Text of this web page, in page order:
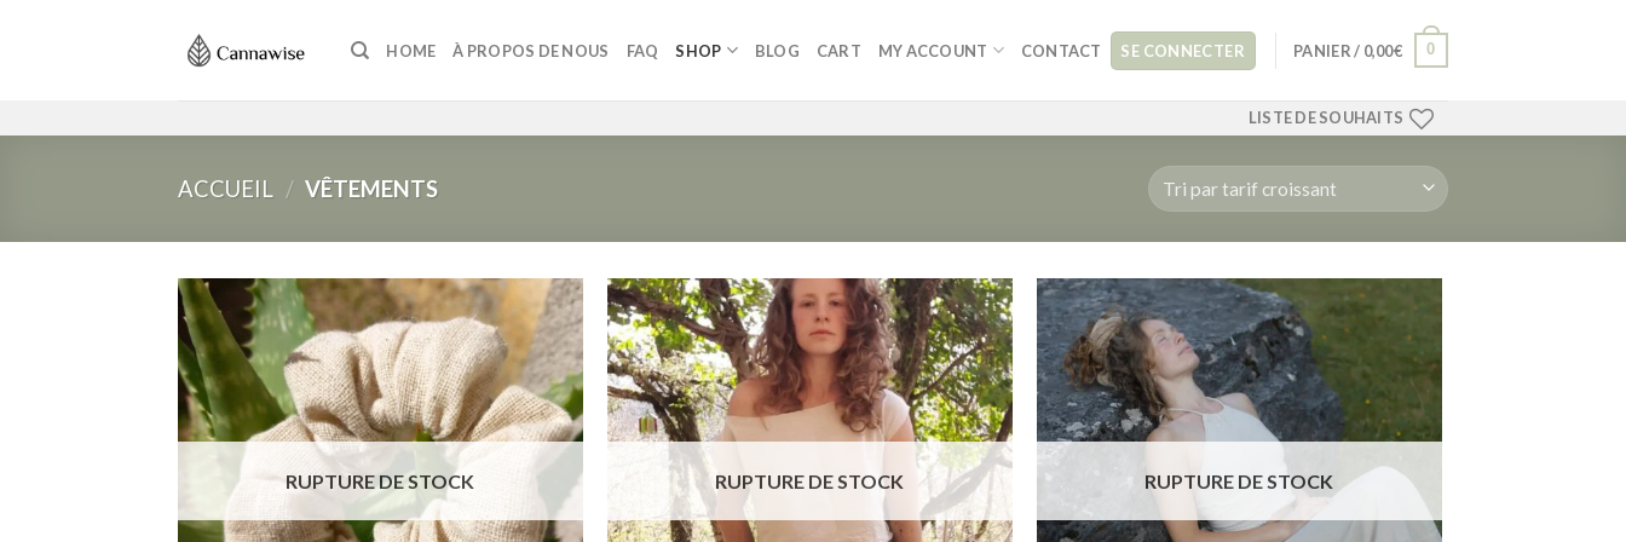
HOME À PROPOS DE NOUS FAQ SHOP BLOG CART MY ACCOUNT CONTACT SE CONNECTER PANIER / 0,00€ 0
LISTE DE SOUHAITS
ACCUEIL / VÊTEMENTS
Ajouter
à la liste
de
souhaits
RUPTURE DE STOCK
Ajouter
à la liste
de
souhaits
RUPTURE DE STOCK
Ajouter
à la liste
de
souhaits
RUPTURE DE STOCK